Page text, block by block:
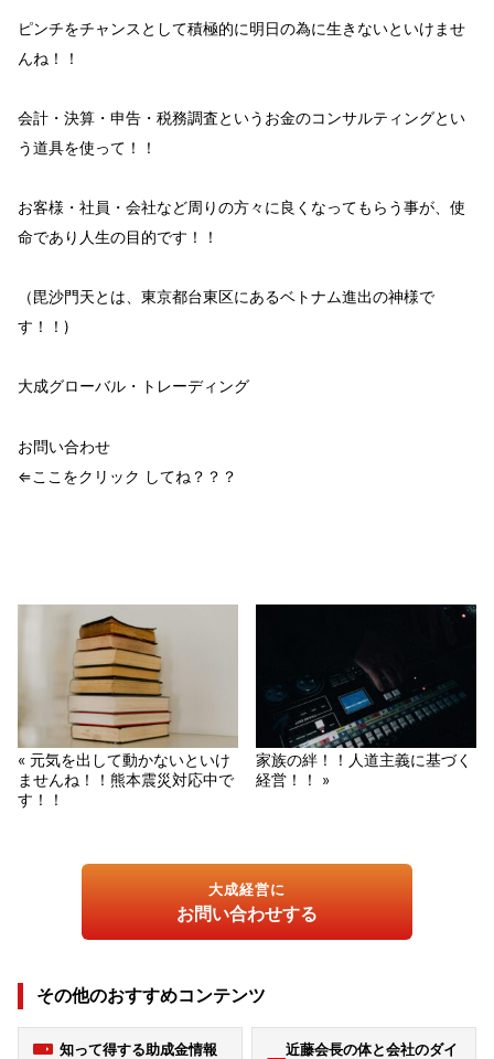
ピンチをチャンス として積極的に明日の為に生きないといけませ
んね！！
会計・決算・申告・税務調査という お金のコンサルティングとい
う道具を使って！！
お客様・社員・会社など周りの方々 に良くなってもらう事が、 使
命であり人生の目的です！！
（毘沙門天とは、東京都台東区にあるベトナム進出の神様で
す！！)
大成グローバル・トレーディング
お問い合わせ
⇐ここをクリック してね？？？
« 元気を出して動かないといけ
ませんね！！熊本震災対応中で
す！！
家族の絆！！人道主義に基づく
経営！！ »
大成経営に
お問い合わせする
その他のおすすめコンテンツ
知って得する助成金情報
近藤会長の体と会社のダイ